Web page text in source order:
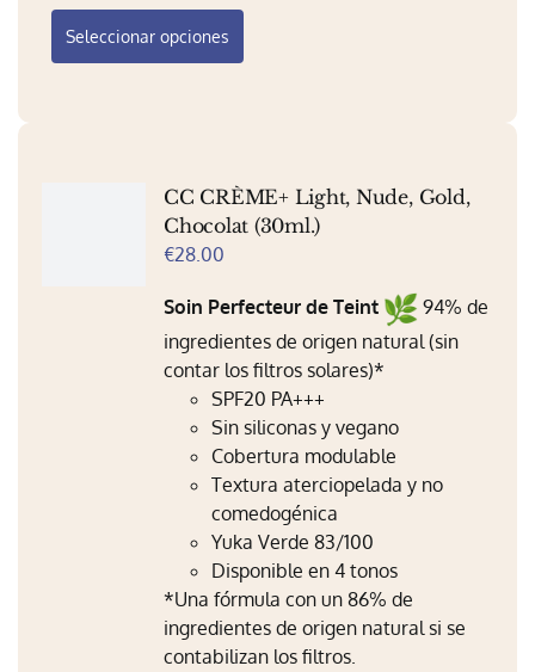
Seleccionar opciones
opciones
se
en
la
página
de
producto
CC CRÈME+ Light, Nude, Gold,
Chocolat (30ml.)
€28.00
Soin Perfecteur de Teint
94% de
ingredientes de origen natural (sin
contar los filtros solares)*
SPF20 PA+++
Sin siliconas y vegano
Cobertura modulable
Textura aterciopelada y no
comedogénica
Yuka Verde 83/100
Disponible en 4 tonos
*Una fórmula con un 86% de
ingredientes de origen natural si se
contabilizan los filtros.